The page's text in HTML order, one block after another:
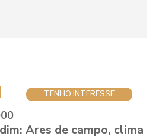
TENHO INTERESSE
Ares de campo, clima